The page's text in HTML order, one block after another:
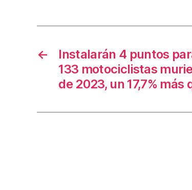
←
Instalarán 4 puntos
133 motociclistas
de 2023, un 17,7% más